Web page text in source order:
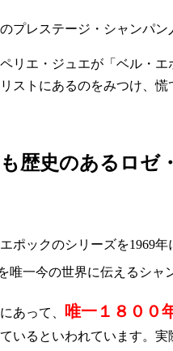
プレステージ・シャンパ
リエ・ジュエが「ベル・
ストにあるのをみつけ、
歴史のあるロゼ
ポックのシリーズを1969
唯一今の世界に伝えるシャ
あって、 唯一１８００
いるといわれています。